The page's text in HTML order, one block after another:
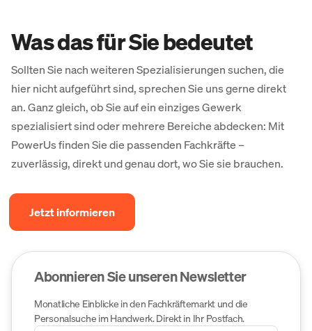
Was das für Sie bedeutet
Sollten Sie nach weiteren Spezialisierungen suchen, die
hier nicht aufgeführt sind, sprechen Sie uns gerne direkt
an. Ganz gleich, ob Sie auf ein einziges Gewerk
spezialisiert sind oder mehrere Bereiche abdecken: Mit
PowerUs finden Sie die passenden Fachkräfte –
zuverlässig, direkt und genau dort, wo Sie sie brauchen.
Jetzt informieren
Abonnieren Sie unseren Newsletter
Monatliche Einblicke in den Fachkräftemarkt und die
Personalsuche im Handwerk. Direkt in Ihr Postfach.